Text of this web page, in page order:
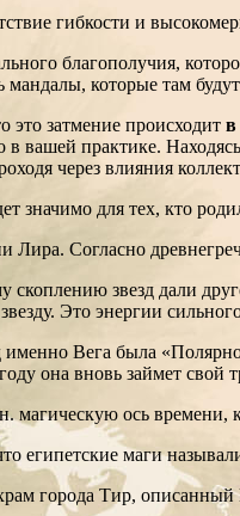
гибкости и
благополучия,
мандалы, которые там
затмение происходит в
в вашей практике.
через влияния
значимо для тех, кто
Лира. Согласно
скоплению звезд дали
Это энергии
именно Вега была
она вновь займет свой
магическую ось времени,
египетские маги
города Тир, описанный